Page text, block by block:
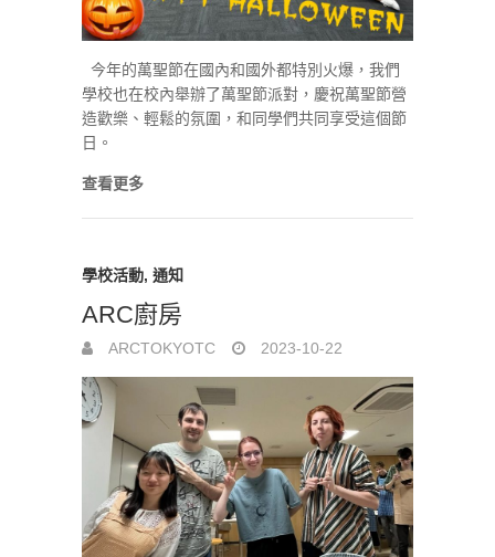
今年的萬聖節在國內和國外都特別火爆，我們
學校也在校內舉辦了萬聖節派對，慶祝萬聖節營
造歡樂、輕鬆的氛圍，和同學們共同享受這個節
日。
查看更多
學校活動, 通知
ARC廚房
ARCTOKYOTC 2023-10-22